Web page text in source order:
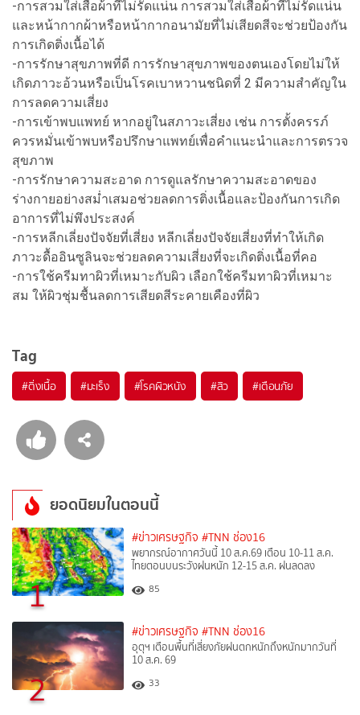
-การสวมใส่เสื้อผ้าที่ไม่รัดแน่น การสวมใส่เสื้อผ้าที่ไม่รัดแน่น
และหน้ากากผ้าหรือหน้ากากอนามัยที่ไม่เสียดสีจะช่วยป้องกัน
การเกิดติ่งเนื้อได้
-การรักษาสุขภาพที่ดี การรักษาสุขภาพของตนเองโดยไม่ให้
เกิดภาวะอ้วนหรือเป็นโรคเบาหวานชนิดที่ 2 มีความสำคัญใน
การลดความเสี่ยง
-การเข้าพบแพทย์ หากอยู่ในสภาวะเสี่ยง เช่น การตั้งครรภ์
ควรหมั่นเข้าพบหรือปรึกษาแพทย์เพื่อคำแนะนำและการตรวจ
สุขภาพ
-การรักษาความสะอาด การดูแลรักษาความสะอาดของ
ร่างกายอย่างสม่ำเสมอช่วยลดการติ่งเนื้อและป้องกันการเกิด
อาการที่ไม่พึงประสงค์
-การหลีกเลี่ยงปัจจัยที่เสี่ยง หลีกเลี่ยงปัจจัยเสี่ยงที่ทำให้เกิด
ภาวะดื้ออินซูลินจะช่วยลดความเสี่ยงที่จะเกิดติ่งเนื้อที่คอ
-การใช้ครีมทาผิวที่เหมาะกับผิว เลือกใช้ครีมทาผิวที่เหมาะ
สม ให้ผิวชุ่มชื้นลดการเสียดสีระคายเคืองที่ผิว
Tag
#ติ่งเนื้อ #มะเร็ง #โรคผิวหนัง #สิว #เตือนภัย
ยอดนิยมในตอนนี้
1
#ข่าวเศรษฐกิจ #TNN ช่อง16
พยากรณ์อากาศวันนี้ 10 ส.ค.69 เตือน 10-11 ส.ค.
ไทยตอนบนระวังฝนหนัก 12-15 ส.ค. ฝนลดลง
85
2
#ข่าวเศรษฐกิจ #TNN ช่อง16
อุตุฯ เตือนพื้นที่เสี่ยงภัยฝนตกหนักถึงหนักมากวันที่
10 ส.ค. 69
33